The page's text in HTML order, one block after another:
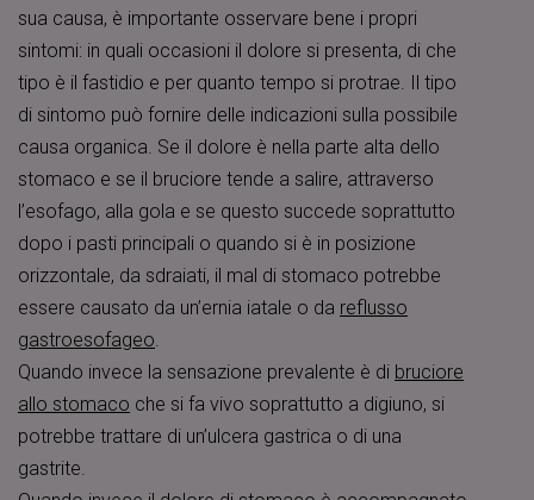
sua causa, è importante osservare bene i propri
sintomi: in quali occasioni il dolore si presenta, di che
tipo è il fastidio e per quanto tempo si protrae. Il tipo
di sintomo può fornire delle indicazioni sulla possibile
causa organica. Se il dolore è nella parte alta dello
stomaco e se il bruciore tende a salire, attraverso
l’esofago, alla gola e se questo succede soprattutto
dopo i pasti principali o quando si è in posizione
orizzontale, da sdraiati, il mal di stomaco potrebbe
essere causato da un’ernia iatale o da reflusso
gastroesofageo.
Quando invece la sensazione prevalente è di bruciore
allo stomaco che si fa vivo soprattutto a digiuno, si
potrebbe trattare di un’ulcera gastrica o di una
gastrite.